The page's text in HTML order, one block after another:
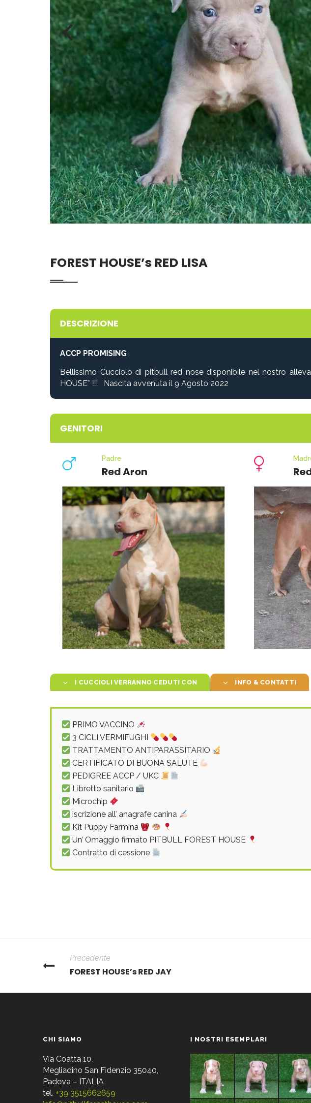
FOREST HOUSE’s RED LISA
DESCRIZIONE
ACCP PROMISING
Bellissimo Cucciolo di pitbull red nose disponibile nel nostro
HOUSE” !!! Nascita avvenuta il 9 Agosto 2022
GENITORI
Padre
Red Aron
I CUCCIOLI VERRANNO CEDUTI CON INFO & CONTATTI
PRIMO VACCINO
3 CICLI VERMIFUGHI
TRATTAMENTO ANTIPARASSITARIO
CERTIFICATO DI BUONA SALUTE
PEDIGREE ACCP / UKC
Libretto sanitario
Microchip
iscrizione all’ anagrafe canina
Kit Puppy Farmina
Un’ Omaggio firmato PITBULL FOREST HOUSE
Contratto di cessione
Precedente
FOREST HOUSE’s RED JAY
CHI SIAMO
Via Coatta 10,
Megliadino San Fidenzio 35040,
Padova – ITALIA
tel. +39 3515662659
I NOSTRI ESEMPLARI